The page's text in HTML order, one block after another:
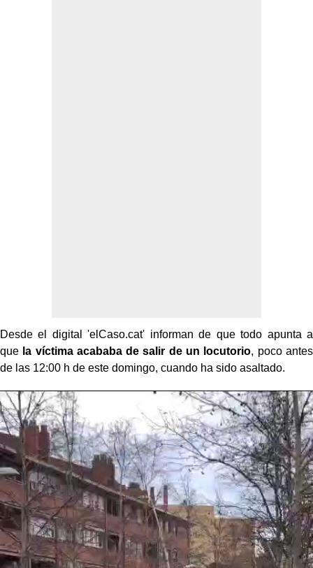
Desde el digital 'elCaso.cat' informan de que todo apunta a
que la víctima acababa de salir de un locutorio, poco antes
de las 12:00 h de este domingo, cuando ha sido asaltado.